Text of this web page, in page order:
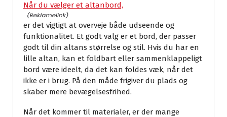
Når du vælger et altanbord,
er det vigtigt at overveje både udseende og
funktionalitet. Et godt valg er et bord, der passer
godt til din altans størrelse og stil. Hvis du har en
lille altan, kan et foldbart eller sammenklappeligt
bord være ideelt, da det kan foldes væk, når det
ikke er i brug. På den måde frigiver du plads og
skaber mere bevægelsesfrihed.
Når det kommer til materialer, er der mange